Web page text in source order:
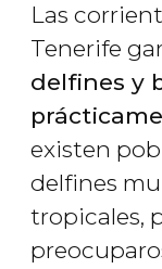
Las
Tenerife
delfines y
existen
delfines
tropicales,